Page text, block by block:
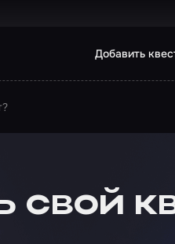
Добавить
свой